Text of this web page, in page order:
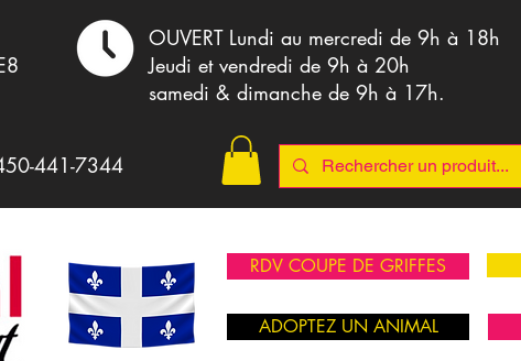
OUVERT Lundi au mercredi de 9h à 18h
Jeudi et vendredi de 9h à 20h
samedi & dimanche de 9h à 17h.
50-441-7344
RDV COUPE DE GRIFFES
ADOPTEZ UN ANIMAL